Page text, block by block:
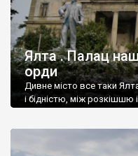
Ялта . Палац
орди
Дивне місто все таки
і бідністю, між розкішшю